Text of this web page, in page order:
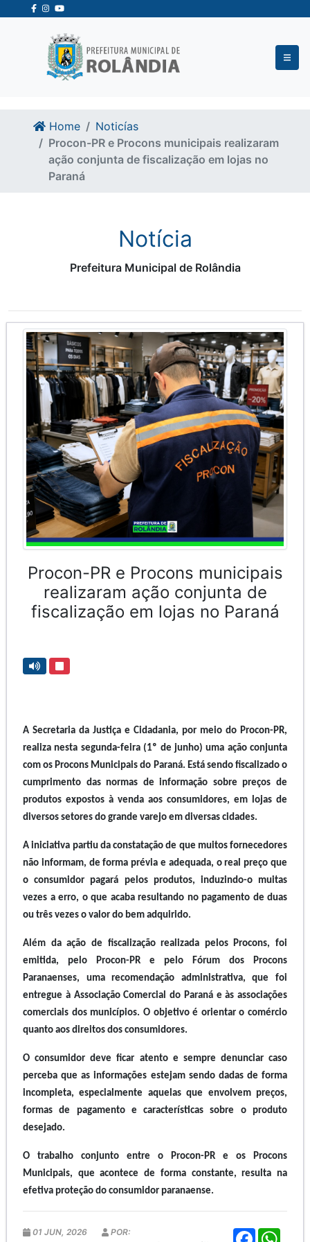
Ir para o conteudo
Ir para o fim do conteudo
Home
Noticías
Procon-PR e Procons municipais realizaram
ação conjunta de fiscalização em lojas no
Paraná
Notícia
Prefeitura Municipal de Rolândia
Procon-PR e Procons municipais
realizaram ação conjunta de
fiscalização em lojas no Paraná
A Secretaria da Justiça e Cidadania, por meio do Procon-PR,
realiza nesta segunda-feira (1º de junho) uma ação conjunta
com os Procons Municipais do Paraná. Está sendo fiscalizado o
cumprimento das normas de informação sobre preços de
produtos expostos à venda aos consumidores, em lojas de
diversos setores do grande varejo em diversas cidades.
A iniciativa partiu da constatação de que muitos fornecedores
não informam, de forma prévia e adequada, o real preço que
o consumidor pagará pelos produtos, induzindo-o muitas
vezes a erro, o que acaba resultando no pagamento de duas
ou três vezes o valor do bem adquirido.
Além da ação de fiscalização realizada pelos Procons, foi
emitida, pelo Procon-PR e pelo Fórum dos Procons
Paranaenses, uma recomendação administrativa, que foi
entregue à Associação Comercial do Paraná e às associações
comerciais dos municípios. O objetivo é orientar o comércio
quanto aos direitos dos consumidores.
O consumidor deve ficar atento e sempre denunciar caso
perceba que as informações estejam sendo dadas de forma
incompleta, especialmente aquelas que envolvem preços,
formas de pagamento e características sobre o produto
desejado.
O trabalho conjunto entre o Procon-PR e os Procons
Municipais, que acontece de forma constante, resulta na
efetiva proteção do consumidor paranaense.
F
01 JUN, 2026 POR: